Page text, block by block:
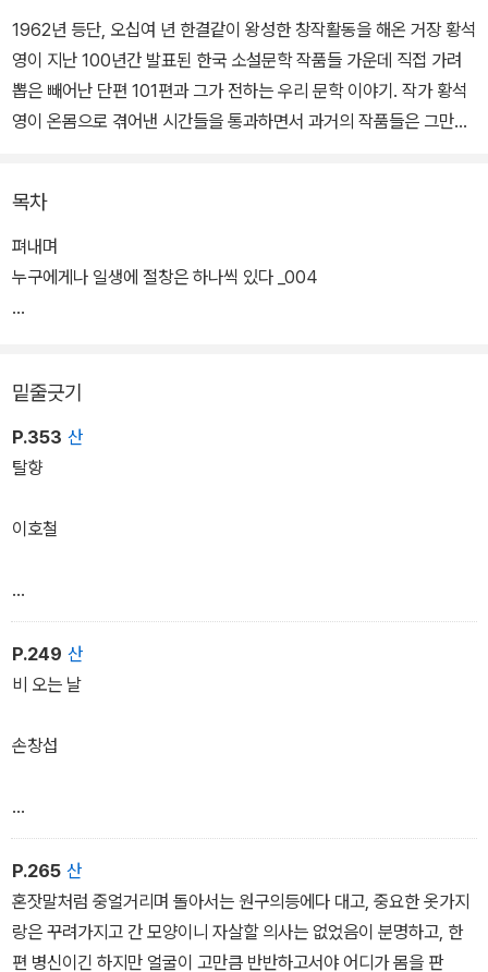
1962년 등단, 오십여 년 한결같이 왕성한 창작활동을 해온 거장 황석
영이 지난 100년간 발표된 한국 소설문학 작품들 가운데 직접 가려
뽑은 빼어난 단편 101편과 그가 전하는 우리 문학 이야기. 작가 황석
영이 온몸으로 겪어낸 시간들을 통과하면서 과거의 작품들은 그만의
긴 시간 현역작가로 활동해온 그이기에, 그리고 당대와 언제나 함께
호흡해온 그이기에 가능한 '황석영의 한국문학 읽기'. 특유의 입담과
깊이 있는 통찰, 과거와 오늘의 작품을 새로 읽는 데 있어 반성을 주저
기존의 국문학사나 세간의 평가에 의한 선입견을 배제하고 현재 독자
들에게 어떠한 의미를 던져줄 수 있을 것인가에 초점을 맞추어 선정
된 작품들에는 유명한 작가의 지명도 높은 단편뿐만 아니라 지금은
는 시대와 작품을 아우르는 문학평론가 신수정의 해설이 덧붙여져 독
목차
펴내며
누구에게나 일생에 절창은 하나씩 있다 _004
밑줄긋기
P.353 산
탈향
이호철
하룻밤 신세를 진 화찻간은 이튿날 곧잘 어디론가 없어지곤 했다. 더
러는 하룻저녁에도 몇 번씩 이 화차 저 화차 자리를 옮겨 잡아야 했다.
자리를 잡고 누우면 그런대로 흐뭇했다. 나이 어린 나와 하원이가 가
이상한 기척이 나서 밤중에 눈을 떠보면, 우리가 누운 화찻간은 또화
자다가 말고 뛰어내려야 했다. 광석이는 번번이 실수를 했다. 화차가
는 쪽으로가 아니라 반대쪽으로 뛰곤 했다. 내리고 보면 초량 제4부
두 앞이기도 했고 부산진역 앞이기도 했다. 이 화차 저 화차 기웃거리
며 또다른 빈 화차를 찾아들어야 했다.
˝아하, 이 노릇이라구야 이건 견디겐.˝
P.249 산
비 오는 날
손창섭
이렇게 비 내리는 날이면 원구의 마음은 감당할 수 없도록 무거워지
는 것이었다. 그것은 동욱 남매의 음산한 생활 풍경이 그의 뇌리를 영
사막처럼 흘러가기 때문이었다. 빗소리를 들을 때마다 원구에게는 으
레 동욱과 그의 여동생 동옥이 생각나는 것이었다. 그들의 어두운 방
과 쓰러져가는 목조건물이 비의 장막 저편에 우울하게 떠오르는 것이
P.265 산
혼잣말처럼 중얼거리며 돌아서는 원구의등에다 대고, 중요한 옷가지
랑은 꾸려가지고 간 모양이니 자살할 의사는 없었음이 분명하고, 한
편 병신이긴 하지만 얼굴이 고만큼 반반하고서야 어디가 몸을 판